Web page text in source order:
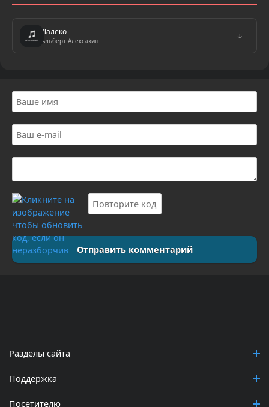
Далеко
Альберт Алексахин
↓
Отправить комментарий
Разделы сайта
Поддержка
Посетителю